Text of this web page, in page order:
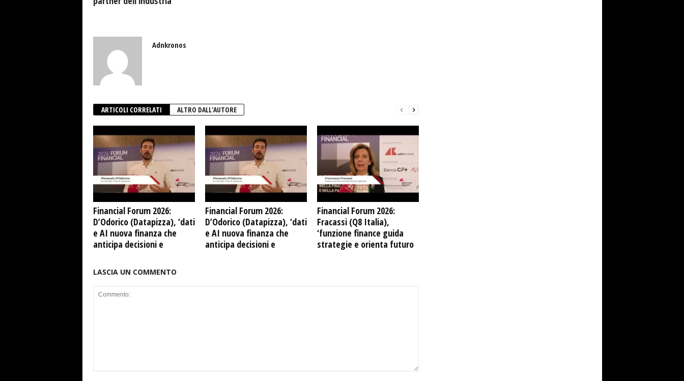
Adnkronos
ARTICOLI CORRELATI ALTRO DALL'AUTORE
Financial Forum 2026:
D’Odorico (Datapizza), ‘dati
e AI nuova finanza che
anticipa decisioni e
Financial Forum 2026:
D’Odorico (Datapizza), ‘dati
e AI nuova finanza che
anticipa decisioni e
Financial Forum 2026:
Fracassi (Q8 Italia),
‘funzione finance guida
strategie e orienta futuro
LASCIA UN COMMENTO